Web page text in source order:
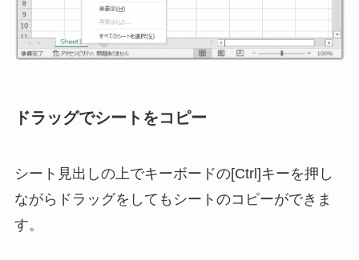
ドラッグでシートをコピー
シート見出しの上でキーボードの[Ctrl]キーを押し
ながらドラッグをしてもシートのコピーができま
す。